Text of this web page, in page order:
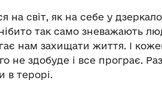
на світ, як на себе у
так само зневажають
нам захищати життя. І
не здобуде і все програє.
в терорі.